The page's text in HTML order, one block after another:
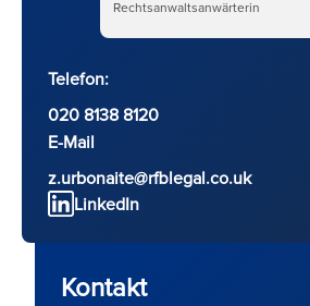
Rechtsanwaltsanwärterin
Telefon:
020 8138 8120
E-Mail
z.urbonaite@rfblegal.co.uk
LinkedIn
Kontakt